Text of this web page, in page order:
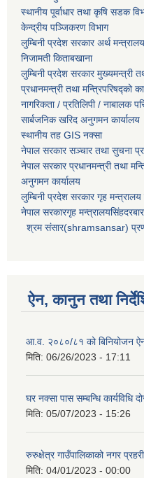
स्थानीय पूर्वाधार तथा कृषि सडक
केन्द्रीय पञ्जिकरण विभाग
लुम्बिनी प्रदेश सरकार अर्थ
निजामती किताबखाना
लुम्बिनी प्रदेश सरकार मुख्यमन्त्री
प्रधानमन्त्री तथा मन्त्रिपरिषद्को
नागरिकता / प्रतिलिपी / नाबालक
सार्बजनिक खरिद अनुगमन कार्यालय
स्थानीय तह GIS नक्सा
नेपाल सरकारसञ्चार तथा सुचना
नेपाल सरकार प्रधानमन्त्री तथा
अनुगमन कार्यालय
लुम्बिनी प्रदेश सरकार गृह
नेपाल सरकारगृह
श्रम संसार(shramsansar)
ऐन, कानुन तथा
आ.व. २०८०/८१ को बिनियोजन
मिति: 06/26/2023 - 17:11
घर नक्सा पास सम्बन्धि कार्यविधि
मिति: 05/07/2023 - 15:26
रुरुक्षेत्र गाउँपालिकाको नगर
मिति: 04/01/2023 - 00:00